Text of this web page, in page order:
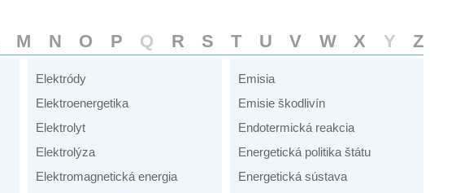
M N O P Q R S T U V W X Y Z
Elektródy
Elektroenergetika
Elektrolyt
Elektrolýza
Elektromagnetická energia
Emisia
Emisie škodlivín
Endotermická reakcia
Energetická politika štátu
Energetická sústava